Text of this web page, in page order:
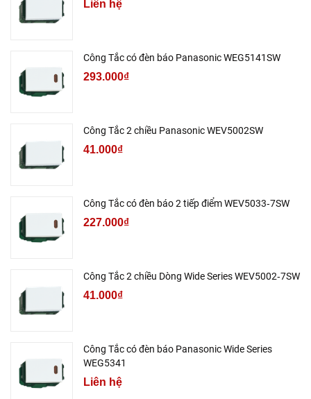
Liên hệ
Công Tắc có đèn báo Panasonic WEG5141SW
293.000₫
Công Tắc 2 chiều Panasonic WEV5002SW
41.000₫
Công Tắc có đèn báo 2 tiếp điểm WEV5033‑7SW
227.000₫
Công Tắc 2 chiều Dòng Wide Series WEV5002‑7SW
41.000₫
Công Tắc có đèn báo Panasonic Wide Series
WEG5341
Liên hệ